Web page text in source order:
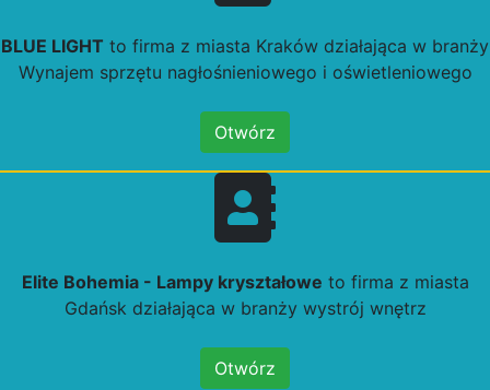
BLUE LIGHT to firma z miasta Kraków działająca w branży
Wynajem sprzętu nagłośnieniowego i oświetleniowego
Otwórz
Elite Bohemia - Lampy kryształowe to firma z miasta
Gdańsk działająca w branży wystrój wnętrz
Otwórz